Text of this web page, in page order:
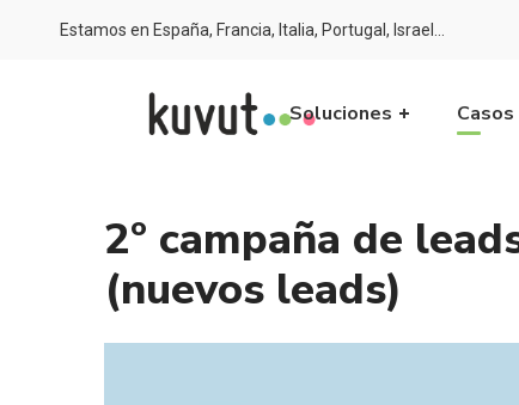
Estamos en España, Francia, Italia, Portugal, Israel…
Soluciones
2º campaña de
(nuevos leads)